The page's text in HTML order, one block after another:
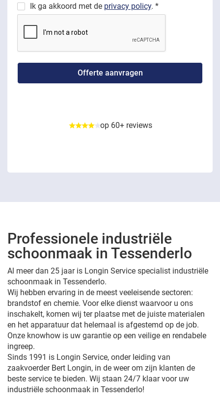
Ik ga akkoord met de privacy policy. *
op 60+ reviews
Professionele industriële
schoonmaak in Tessenderlo
Al meer dan 25 jaar is Longin Service specialist industriële
schoonmaak in Tessenderlo.
Wij hebben ervaring in de meest veeleisende sectoren:
brandstof en chemie. Voor elke dienst waarvoor u ons
inschakelt, komen wij ter plaatse met de juiste materialen
en het apparatuur dat helemaal is afgestemd op de job.
Onze knowhow is uw garantie op een veilige en rendabele
ingreep.
Sinds 1991 is Longin Service, onder leiding van
zaakvoerder Bert Longin, in de weer om zijn klanten de
beste service te bieden. Wij staan 24/7 klaar voor uw
industriële schoonmaak in Tessenderlo!